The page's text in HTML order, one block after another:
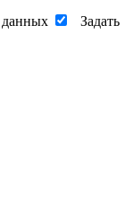
данных
Задать